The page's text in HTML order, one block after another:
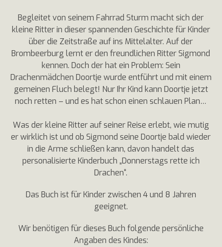
Begleitet von seinem Fahrrad Sturm macht sich der
kleine Ritter in dieser spannenden Geschichte für Kinder
über die Zeitstraße auf ins Mittelalter. Auf der
Brombeerburg lernt er den freundlichen Ritter Sigmond
kennen. Doch der hat ein Problem: Sein
Drachenmädchen Doortje wurde entführt und mit einem
gemeinen Fluch belegt! Nur Ihr Kind kann Doortje jetzt
noch retten – und es hat schon einen schlauen Plan…
Was der kleine Ritter auf seiner Reise erlebt, wie mutig
er wirklich ist und ob Sigmond seine Doortje bald wieder
in die Arme schließen kann, davon handelt das
personalisierte Kinderbuch „Donnerstags rette ich
Drachen“.
Das Buch ist für Kinder zwischen 4 und 8 Jahren
geeignet.
Wir benötigen für dieses Buch folgende persönliche
Angaben des Kindes: